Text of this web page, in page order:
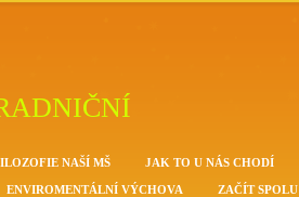
NAŠÍ MŠ JAK TO U NÁS CHODÍ
ENVIROMENTÁLNÍ VÝCHOVA ZAČÍT SPOLU